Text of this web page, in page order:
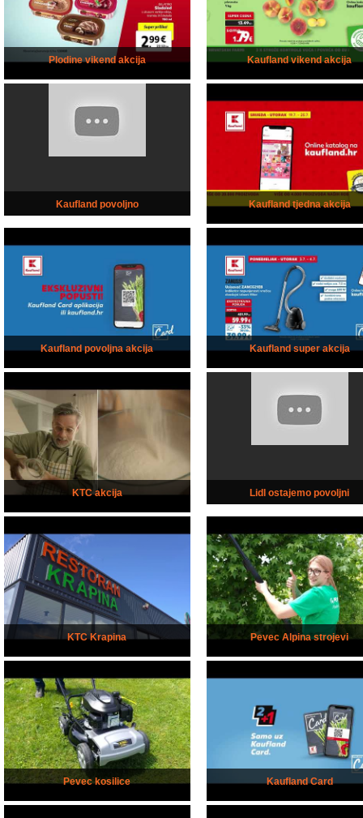
Plodine vikend akcija Kaufland vikend akcija
Kaufland povoljno Kaufland tjedna akcija
Kaufland povoljna akcija Kaufland super akcija
KTC akcija Lidl ostajemo povoljni
KTC Krapina Pevec Alpina strojevi
Pevec kosilice Kaufland Card